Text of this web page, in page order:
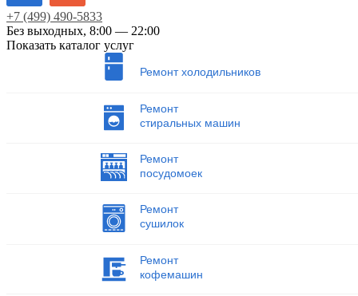
+7 (499) 490-5833
Без выходных, 8:00 — 22:00
Показать каталог услуг
Ремонт холодильников
Ремонт
стиральных машин
Ремонт
посудомоек
Ремонт
сушилок
Ремонт
кофемашин